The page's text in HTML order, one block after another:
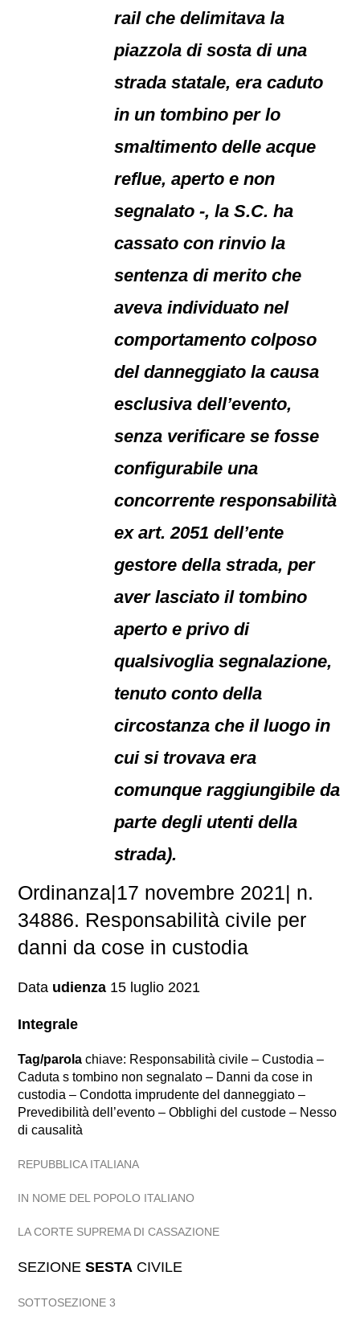
rail che delimitava la
piazzola di sosta di una
strada statale, era caduto
in un tombino per lo
smaltimento delle acque
reflue, aperto e non
segnalato -, la S.C. ha
cassato con rinvio la
sentenza di merito che
aveva individuato nel
comportamento colposo
del danneggiato la causa
esclusiva dell’evento,
senza verificare se fosse
configurabile una
concorrente responsabilità
ex art. 2051 dell’ente
gestore della strada, per
aver lasciato il tombino
aperto e privo di
qualsivoglia segnalazione,
tenuto conto della
circostanza che il luogo in
cui si trovava era
comunque raggiungibile da
parte degli utenti della
strada).
Ordinanza|17 novembre 2021| n.
34886. Responsabilità civile per
danni da cose in custodia
Data udienza 15 luglio 2021
Integrale
Tag/parola chiave: Responsabilità civile – Custodia –
Caduta s tombino non segnalato – Danni da cose in
custodia – Condotta imprudente del danneggiato –
Prevedibilità dell’evento – Obblighi del custode – Nesso
di causalità
REPUBBLICA ITALIANA
IN NOME DEL POPOLO ITALIANO
LA CORTE SUPREMA DI CASSAZIONE
SEZIONESESTA CIVILE
SOTTOSEZIONE 3